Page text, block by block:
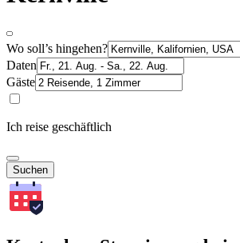
Wo soll’s hingehen?
Daten
Gäste
Ich reise geschäftlich
Suchen